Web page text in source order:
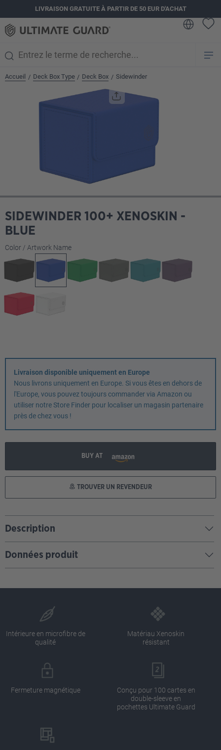
principalLIVRAISON GRATUITE À PARTIR DE 50 EUR D'ACHAT
Accueil / Deck Box Type / Deck Box / Sidewinder
SIDEWINDER 100+ XENOSKIN -
BLUE
Sélectionnez
Color / Artwork Name
Livraison disponible uniquement en Europe
Nous livrons uniquement en Europe. Si vous êtes en dehors de
l'Europe, vous pouvez toujours commander via Amazon ou
utiliser notre Store Finder pour localiser un magasin partenaire
près de chez vous !
BUY AT
TROUVER UN REVENDEUR
Description
Données produit
Intérieure en microfibre de
qualité
Matériau Xenoskin
résistant
Fermeture magnétique
Conçu pour 100 cartes en
double-sleeve en
pochettes Ultimate Guard